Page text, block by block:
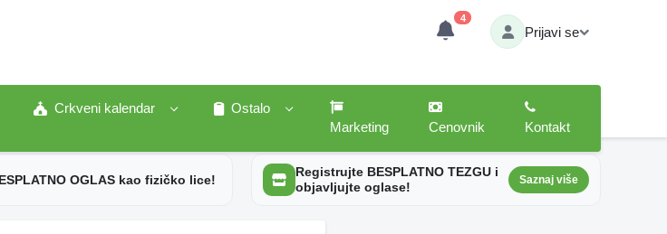
4
Prijavi se
Crkveni kalendar
Ostalo
Marketing
Cenovnik Kontakt
OGLAS kao fizičko lice!
Registrujte BESPLATNO TEZGU i
objavljujte oglase!
Saznaj više